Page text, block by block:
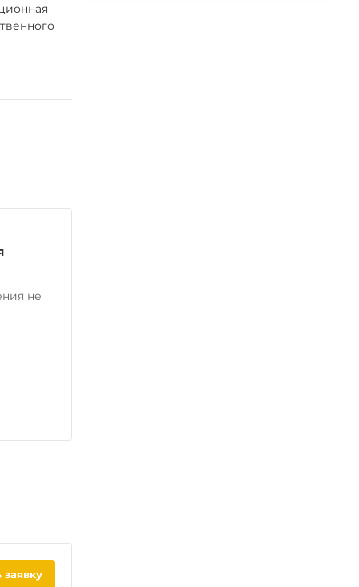
не
заявку